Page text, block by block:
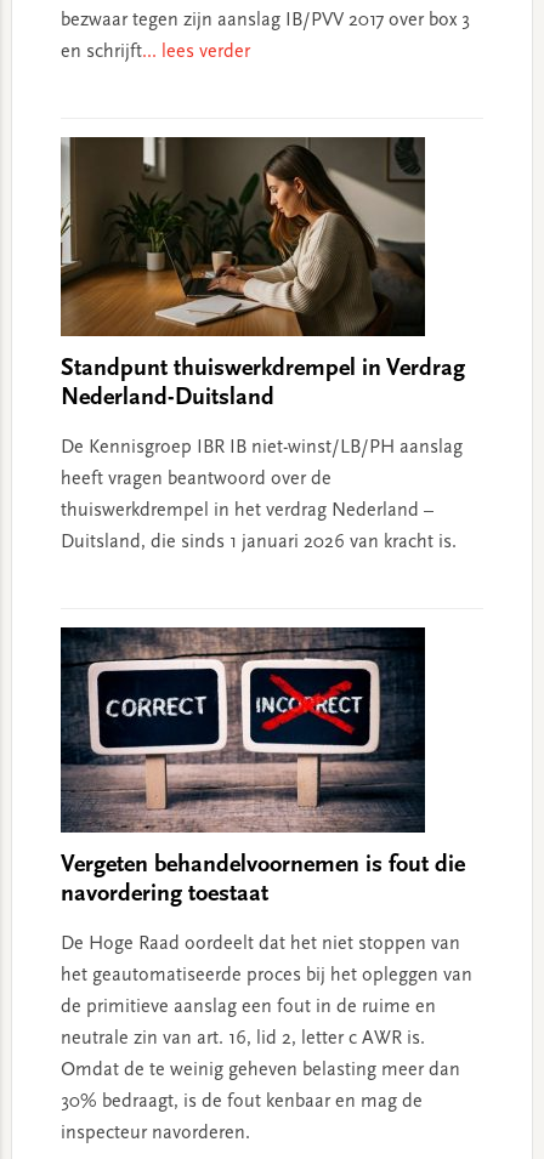
bezwaar tegen zijn aanslag IB/PVV 2017 over box 3
en schrijft... lees verder
Standpunt thuiswerkdrempel in Verdrag
Nederland-Duitsland
De Kennisgroep IBR IB niet-winst/LB/PH aanslag
heeft vragen beantwoord over de
thuiswerkdrempel in het verdrag Nederland –
Duitsland, die sinds 1 januari 2026 van kracht is.
Vergeten behandelvoornemen is fout die
navordering toestaat
De Hoge Raad oordeelt dat het niet stoppen van
het geautomatiseerde proces bij het opleggen van
de primitieve aanslag een fout in de ruime en
neutrale zin van art. 16, lid 2, letter c AWR is.
Omdat de te weinig geheven belasting meer dan
30% bedraagt, is de fout kenbaar en mag de
inspecteur navorderen.